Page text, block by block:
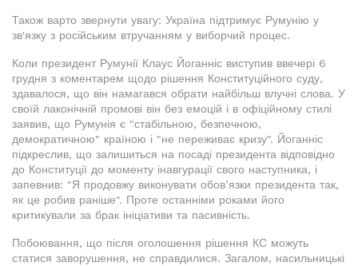
Також варто звернути увагу: Україна підтримує Румунію у
зв'язку з російським втручанням у виборчий процес.
Коли президент Румунії Клаус Йоганніс виступив ввечері 6
грудня з коментарем щодо рішення Конституційного суду,
здавалося, що він намагався обрати найбільш влучні слова. У
своїй лаконічній промові він без емоцій і в офіційному стилі
заявив, що Румунія є "стабільною, безпечною,
демократичною" країною і "не переживає кризу". Йоганніс
підкреслив, що залишиться на посаді президента відповідно
до Конституції до моменту інавгурації свого наступника, і
запевнив: "Я продовжу виконувати обов’язки президента так,
як це робив раніше". Проте останніми роками його
критикували за брак ініціативи та пасивність.
Побоювання, що після оголошення рішення КС можуть
статися заворушення, не справдилися. Загалом, насильницькі